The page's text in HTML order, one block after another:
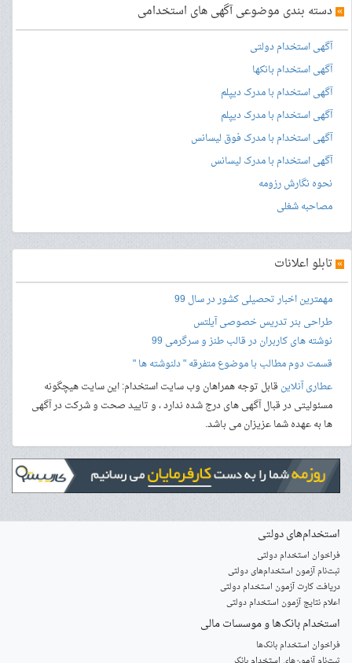
» دسته بندی موضوعی آگهی های استخدامی
آگهی استخدام دولتی
آگهی استخدام بانکها
آگهی استخدام با مدرک دیپلم
آگهی استخدام با مدرک دیپلم
آگهی استخدام با مدرک فوق لیسانس
آگهی استخدام با مدرک لیسانس
نحوه نگارش رزومه
مصاحبه شغلی
» تابلو اعلانات
مهمترین اخبار تحصیلی کشور در سال 99
طراحی بنرتدریس خصوصی آیلتس
نوشته های کاربران در قالب طنز و سرگرمی 99
قسمت دوم مطالب با موضوع متفرقه " دلنوشته ها "
عطاری آنلاینقابل توجه همراهان وب سایت استخدام: این سایت هیچگونه
مسئولیتی در قبال آگهی های درج شده ندارد ، و تایید صحت و شرکت در آگهی
ها به عهده شما عزیزان می باشد.
استخدام‌های دولتی
فراخوان استخدام دولتی
ثبت‌نام آزمون‌ استخدام‌های دولتی
دریافت کارت آزمون استخدام دولتی
اعلام نتایج آزمون استخدام دولتی
استخدام‌ بانک‌ها و موسسات مالی
فراخوان استخدام بانک‌ها